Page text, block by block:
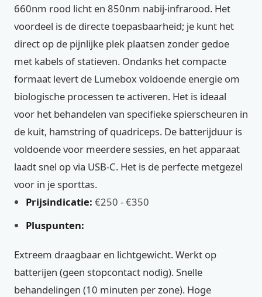
660nm rood licht en 850nm nabij-infrarood. Het
voordeel is de directe toepasbaarheid; je kunt het
direct op de pijnlijke plek plaatsen zonder gedoe
met kabels of statieven. Ondanks het compacte
formaat levert de Lumebox voldoende energie om
biologische processen te activeren. Het is ideaal
voor het behandelen van specifieke spierscheuren in
de kuit, hamstring of quadriceps. De batterijduur is
voldoende voor meerdere sessies, en het apparaat
laadt snel op via USB-C. Het is de perfecte metgezel
voor in je sporttas.
Prijsindicatie: €250 - €350
Pluspunten:
Extreem draagbaar en lichtgewicht. Werkt op
batterijen (geen stopcontact nodig). Snelle
behandelingen (10 minuten per zone). Hoge